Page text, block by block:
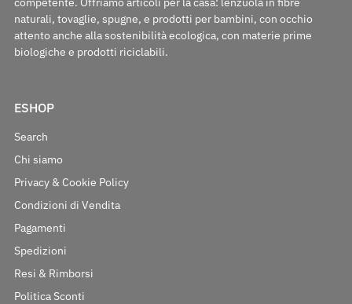
naturali, tovaglie, spugne, e prodotti per bambini, con occhio
attento anche alla sostenibilità ecologica, con materie prime
biologiche e prodotti riciclabili.
ESHOP
Search
Chi siamo
Privacy & Cookie Policy
Condizioni di Vendita
Pagamenti
Spedizioni
Resi & Rimborsi
Politica Sconti